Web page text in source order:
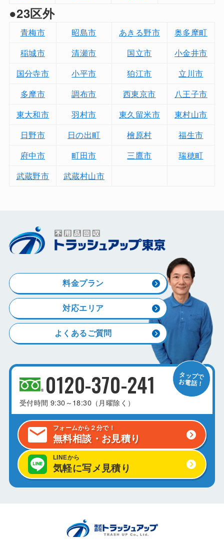
●23区外
青梅市 昭島市 あきる野市
奥多摩町
稲城市
清瀬市 国立市
小金井市
国分寺市
小平市 狛江市
立川市
多摩市
調布市 西東京市
八王子市
東大和市
羽村市 東久留米市
東村山市
日野市
日の出町 檜原村
福生市
府中市
町田市 三鷹市
瑞穂町
武蔵野市
武蔵村山市
料金プラン
対応エリア
よくあるご質問
0120-370-241
受付時間 9:30～18:30（月曜除く）
フォームから２分で！
無料相談・お見積り
LINEから
気軽に写メ見積り